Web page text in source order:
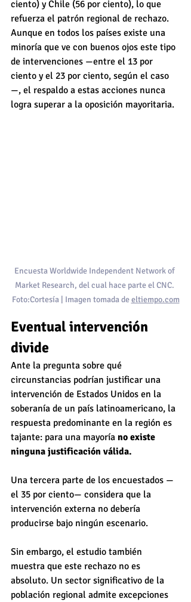
ciento) y Chile (56 por ciento), lo que
refuerza el patrón regional de rechazo.
Aunque en todos los países existe una
minoría que ve con buenos ojos este tipo
de intervenciones —entre el 13 por
ciento y el 23 por ciento, según el caso
—, el respaldo a estas acciones nunca
logra superar a la oposición mayoritaria.
Encuesta Worldwide Independent Network of
Market Research, del cual hace parte el CNC.
Foto:Cortesía | Imagen tomada de eltiempo.com
Eventual intervención
divide
Ante la pregunta sobre qué
circunstancias podrían justificar una
intervención de Estados Unidos en la
soberanía de un país latinoamericano, la
respuesta predominante en la región es
tajante: para una mayoría no existe
ninguna justificación válida.
Una tercera parte de los encuestados —
el 35 por ciento— considera que la
intervención externa no debería
producirse bajo ningún escenario.
Sin embargo, el estudio también
muestra que este rechazo no es
absoluto. Un sector significativo de la
población regional admite excepciones